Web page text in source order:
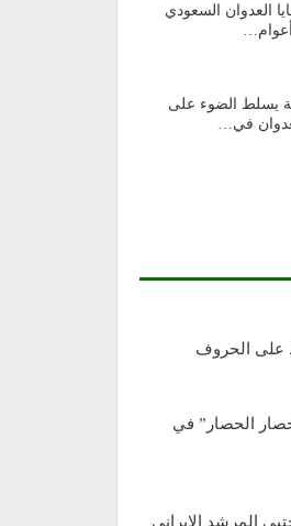
العدوان السعودي
يسلط الضوء على
في…
على الحروف
الحصار” في
المرشد الإيراني